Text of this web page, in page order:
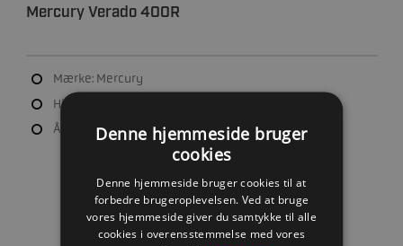
Mercury Verado 400R
Mærke: Mercury
Hk: 400 HK
Årgang: 2018Denne hjemmeside bruger
cookies
Denne hjemmeside bruger cookies til at
forbedre brugeroplevelsen. Ved at bruge
vores hjemmeside giver du samtykke til alle
cookies i overensstemmelse med vores